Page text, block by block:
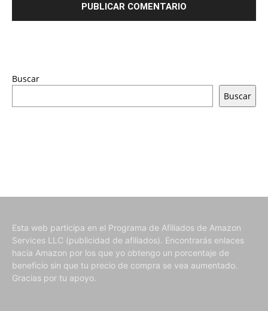
Buscar
Buscar
Esta web participa en el Programa de Afiliados de Amazon
Services LLC (publicidad de afiliados). Encontrarás enlaces
hacia Amazon por los que yo obtengo un porcentaje de
beneficio sin que tu precio de compra se vea aumentado.
Gracias por tu apoyo.